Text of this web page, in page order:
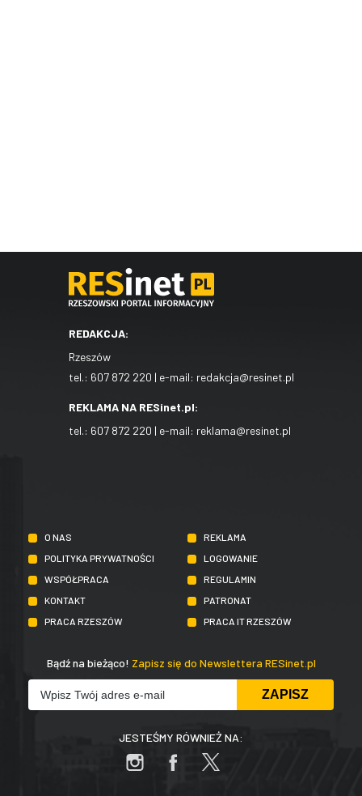
REDAKCJA:
Rzeszów
tel.: 607 872 220 | e-mail: redakcja@resinet.pl
REKLAMA NA RESinet.pl:
tel.: 607 872 220 | e-mail: reklama@resinet.pl
O NAS
REKLAMA
POLITYKA PRYWATNOŚCI
LOGOWANIE
WSPÓŁPRACA
REGULAMIN
KONTAKT
PATRONAT
PRACA RZESZÓW
PRACA IT RZESZÓW
Bądź na bieżąco! Zapisz się do Newslettera RESinet.pl
JESTEŚMY RÓWNIEŻ NA: